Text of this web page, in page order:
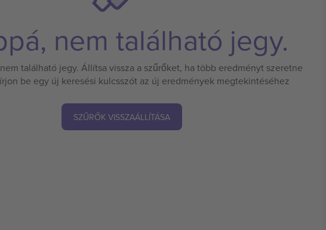
nem található jegy.
található jegy. Állítsa vissza a szűrőket, ha több eredményt szeretne
be egy új keresési kulcsszót az új eredmények megtekintéséhez
SZŰRŐK VISSZAÁLLÍTÁSA